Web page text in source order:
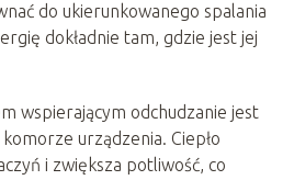
do ukierunkowanego spalania
dokładnie tam, gdzie jest jej
wspierającym odchudzanie jest
urządzenia. Ciepło
i zwiększa potliwość, co